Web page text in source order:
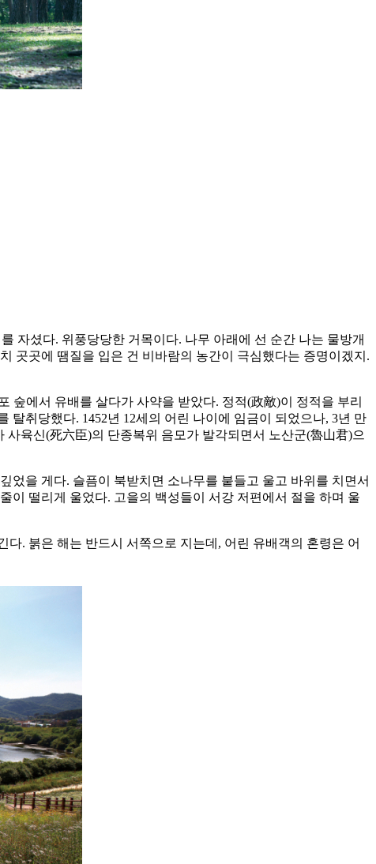
자셨다. 위풍당당한 거목이다. 나무 아래에 선 순간 나는 물방개
곳곳에 땜질을 입은 건 비바람의 농간이 극심했다는 증명이겠지.
숲에서 유배를 살다가 사약을 받았다. 정적(政敵)이 정적을 부리
취당했다. 1452년 12세의 어린 나이에 임금이 되었으나, 3년 만
육신(死六臣)의 단종복위 음모가 발각되면서 노산군(魯山君)으
었을 게다. 슬픔이 북받치면 소나무를 붙들고 울고 바위를 치면서
이 떨리게 울었다. 고을의 백성들이 서강 저편에서 절을 하며 울
. 붉은 해는 반드시 서쪽으로 지는데, 어린 유배객의 혼령은 어